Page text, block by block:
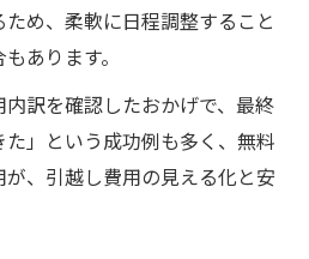
め、柔軟に日程調整すること
あります。
内訳を確認したおかげで、最終
」という成功例も多く、無料
、引越し費用の見える化と安